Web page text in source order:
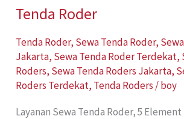
Tenda Roder
Tenda Roder, Sewa Tenda Roder,
Jakarta, Sewa Tenda Roder Terdekat,
Roders, Sewa Tenda Roders Jakarta,
Roders Terdekat, Tenda Roders /boy
Layanan Sewa Tenda Roder, 5